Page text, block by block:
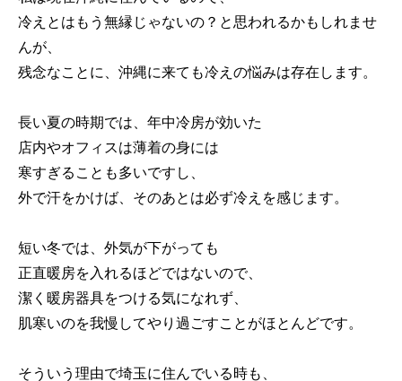
冷えとはもう無縁じゃないの？と思われるかもしれませ
んが、
残念なことに、沖縄に来ても冷えの悩みは存在します。
長い夏の時期では、年中冷房が効いた
店内やオフィスは薄着の身には
寒すぎることも多いですし、
外で汗をかけば、そのあとは必ず冷えを感じます。
短い冬では、外気が下がっても
正直暖房を入れるほどではないので、
潔く暖房器具をつける気になれず、
肌寒いのを我慢してやり過ごすことがほとんどです。
そういう理由で埼玉に住んでいる時も、